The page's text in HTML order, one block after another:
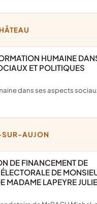
ET POLITIQUES
SUR-AUJON
DE
MADAME LAPEYRE JULIE